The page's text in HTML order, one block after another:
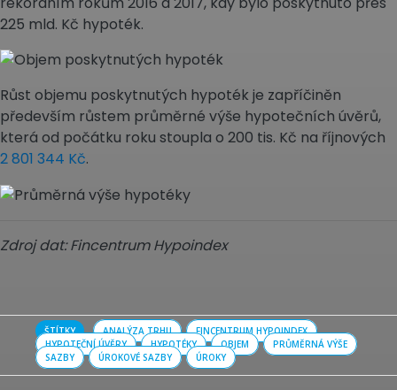
225 mld. Kč hypoték.
Růst objemu poskytnutých hypoték je zapříčiněn
především růstem průměrné výše hypotečních úvěrů,
která od počátku roku stoupla o 200 tis. Kč na říjnových
2 801 344 Kč.
Zdroj dat: Fincentrum Hypoindex
ŠTÍTKY ANALÝZA TRHU
FINCENTRUM HYPOINDEX
HYPOTEČNÍ ÚVĚRY
HYPOTÉKY OBJEM
PRŮMĚRNÁ VÝŠE
SAZBY
ÚROKOVÉ SAZBY ÚROKY